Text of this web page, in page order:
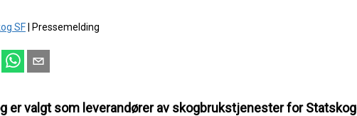
SF Pressemelding
er valgt som leverandører av skogbrukstjenester for Statskog